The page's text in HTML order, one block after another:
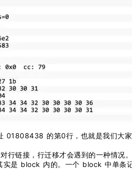
01808438 的第0行，也就是我们大
行链接，行迁移才会遇到的一种情况
实是 block 内的。一个 block 中单条